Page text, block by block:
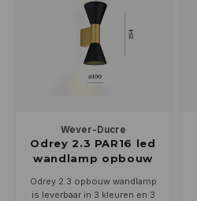
Wever-Ducre
Odrey 2.3 PAR16 led
wandlamp opbouw
Odrey 2.3 opbouw wandlamp
is leverbaar in 3 kleuren en 3